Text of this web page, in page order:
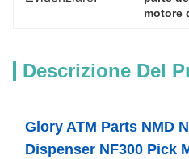
motore
Descrizione Del
Glory ATM Parts NMD
Dispenser NF300 Pick